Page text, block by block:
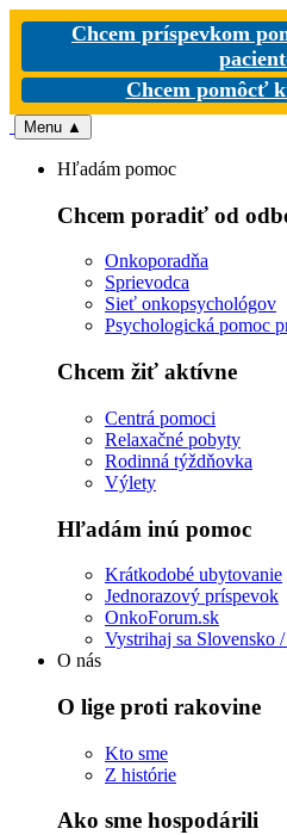
Chcem príspevkom
Chcem pomôcť
Menu ▲
Hľadám pomoc
Chcem poradiť od
Onkoporadňa
Sprievodca
Sieť onkopsychológov
Psychologická pomoc
Chcem žiť aktívne
Centrá pomoci
Relaxačné pobyty
Rodinná týždňovka
Výlety
Hľadám inú pomoc
Krátkodobé ubytovanie
Jednorazový príspevok
OnkoForum.sk
Vystrihaj sa Slovensko
O nás
O lige proti rakovine
Kto sme
Z histórie
Ako sme hospodárili